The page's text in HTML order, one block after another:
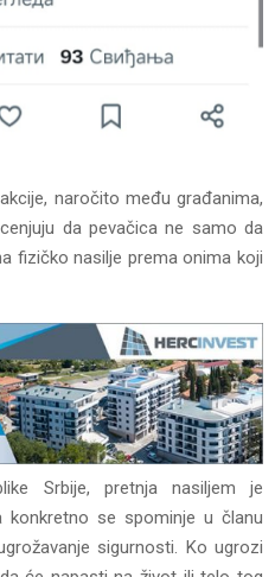
naročito među građanima,
da pevačica ne samo da
fizičko nasilje prema onima koji
Srbije, pretnja nasiljem je
konkretno se spominje u članu
sigurnosti. Ko ugrozi